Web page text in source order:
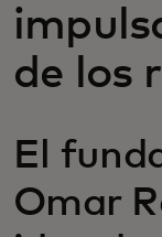
Noticias
de los
El
Omar